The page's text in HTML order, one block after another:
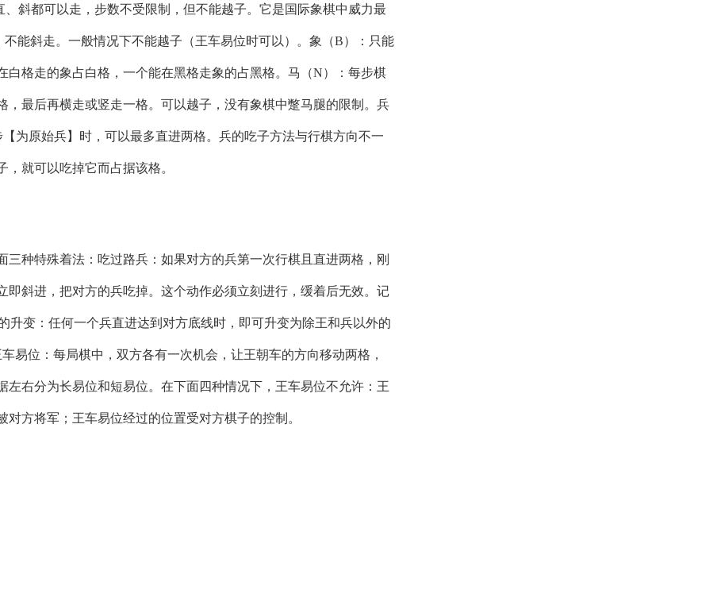
斜都可以走，步数不受限制，但不能越子。它是国际象棋中威力最
能斜走。一般情况下不能越子（王车易位时可以）。象（B）：只能
格走的象占白格，一个能在黑格走象的占黑格。马（N）：每步棋
最后再横走或竖走一格。可以越子，没有象棋中蹩马腿的限制。兵
为原始兵】时，可以最多直进两格。兵的吃子方法与行棋方向不一
就可以吃掉它而占据该格。
种特殊着法：吃过路兵：如果对方的兵第一次行棋且直进两格，刚
斜进，把对方的兵吃掉。这个动作必须立刻进行，缓着后无效。记
的升变：任何一个兵直进达到对方底线时，即可升变为除王和兵以外的
易位：每局棋中，双方各有一次机会，让王朝车的方向移动两格，
右分为长易位和短易位。在下面四种情况下，王车易位不允许：王
方将军；王车易位经过的位置受对方棋子的控制。